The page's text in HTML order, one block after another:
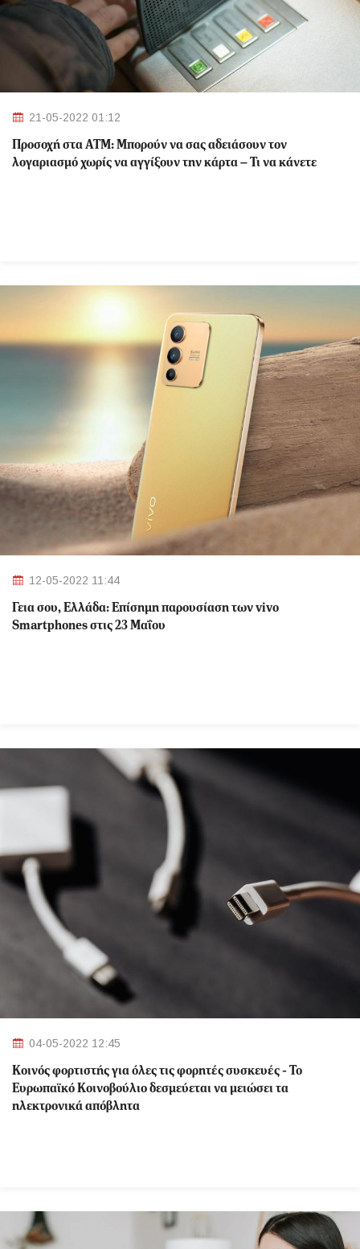
21-05-2022 01:12
Προσοχή στα ΑΤΜ: Μπορούν να σας αδειάσουν τον
λογαριασμό χωρίς να αγγίξουν την κάρτα – Τι να κάνετε
12-05-2022 11:44
Γεια σου, Ελλάδα: Επίσημη παρουσίαση των vivo
Smartphones στις 23 Μαΐου
04-05-2022 12:45
Κοινός φορτιστής για όλες τις φορητές συσκευές - Το
Ευρωπαϊκό Κοινοβούλιο δεσμεύεται να μειώσει τα
ηλεκτρονικά απόβλητα